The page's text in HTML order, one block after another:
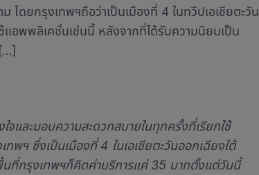
ม โดยกรุงเทพฯถือว่าเป็นเมืองที่ 4 ในทวีปเอเชียตะวัน
ช้แอพพลิเคชั่นเช่นนี้ หลังจากที่ได้รับความนิยมเป็น
และมอบความสะดวกสบายในทุกครั้งที่เรียกใช้
พฯ ซึ่งเป็นเมืองที่ 4 ในเอเชียตะวันออกเฉียงใต้
นที่กรุงเทพฯก็คิดค่าบริการแค่ 35 บาทตั้งแต่วันนี้